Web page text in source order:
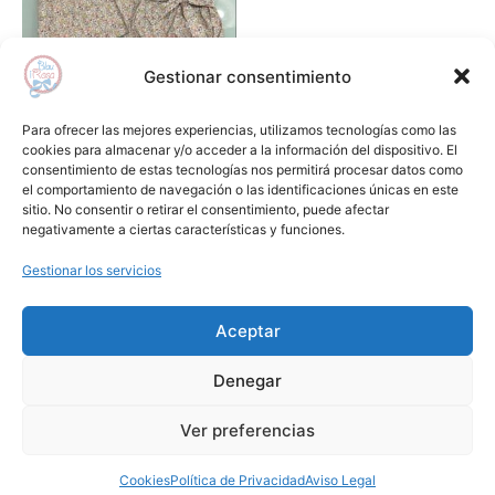
Gestionar consentimiento
Para ofrecer las mejores experiencias, utilizamos tecnologías como las
cookies para almacenar y/o acceder a la información del dispositivo. El
consentimiento de estas tecnologías nos permitirá procesar datos como
el comportamiento de navegación o las identificaciones únicas en este
sitio. No consentir o retirar el consentimiento, puede afectar
negativamente a ciertas características y funciones.
Gestionar los servicios
Aceptar
Denegar
Ver preferencias
CookiesPolítica de PrivacidadAviso Legal
Jesusitos y vestidos
PALOMA DE LA O
62,00€ 28,00€
Seleccionar opciones
Las
opciones
en
la
página
de
Añadir a lista de deseos
Política de Privacidad
Copyright © 2024 Blauirosa.es | by